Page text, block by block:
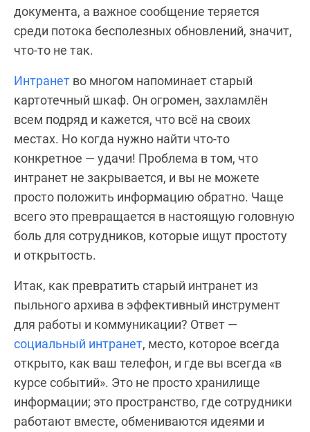
документа, а важное сообщение теряется
среди потока бесполезных обновлений, значит,
что-то не так.
Интранет во многом напоминает старый
картотечный шкаф. Он огромен, захламлён
всем подряд и кажется, что всё на своих
местах. Но когда нужно найти что-то
конкретное — удачи! Проблема в том, что
интранет не закрывается, и вы не можете
просто положить информацию обратно. Чаще
всего это превращается в настоящую головную
боль для сотрудников, которые ищут простоту
и открытость.
Итак, как превратить старый интранет из
пыльного архива в эффективный инструмент
для работы и коммуникации? Ответ —
социальный интранет, место, которое всегда
открыто, как ваш телефон, и где вы всегда «в
курсе событий». Это не просто хранилище
информации; это пространство, где сотрудники
работают вместе, обмениваются идеями и